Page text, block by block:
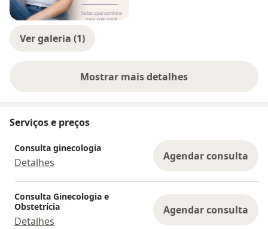
Ver galeria (1)
Mostrar mais detalhes
sobre a experiência
Serviços e preços
Consulta ginecologia
Detalhes Agendar consulta
Consulta Ginecologia e
Obstetrícia
Detalhes
Agendar consulta